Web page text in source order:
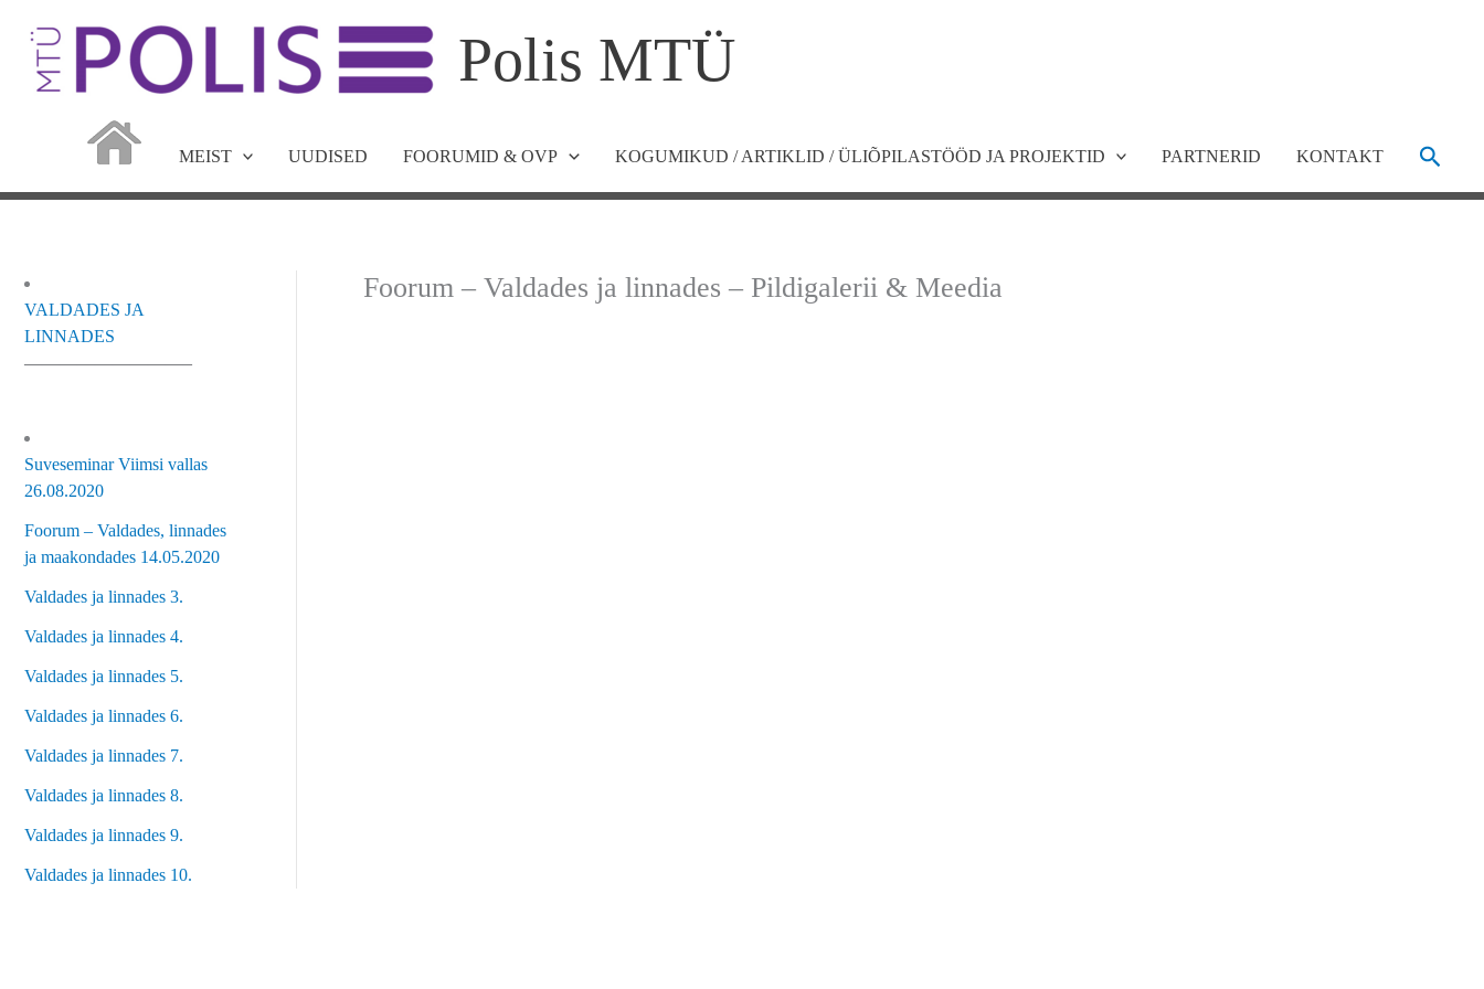
content
Polis MTÜ
MEIST UUDISED FOORUMID & OVP KOGUMIKUD / ARTIKLID / ÜLIÕPILASTÖÖD JA PROJEKTID PARTNERID KONTAKT Search
VALDADES JA
LINNADES
—————————–
Suveseminar Viimsi vallas
26.08.2020
Foorum – Valdades, linnades
ja maakondades 14.05.2020
Valdades ja linnades 3.
Valdades ja linnades 4.
Valdades ja linnades 5.
Valdades ja linnades 6.
Valdades ja linnades 7.
Valdades ja linnades 8.
Valdades ja linnades 9.
Valdades ja linnades 10.
Foorum – Valdades ja linnades – Pildigalerii & Meedia